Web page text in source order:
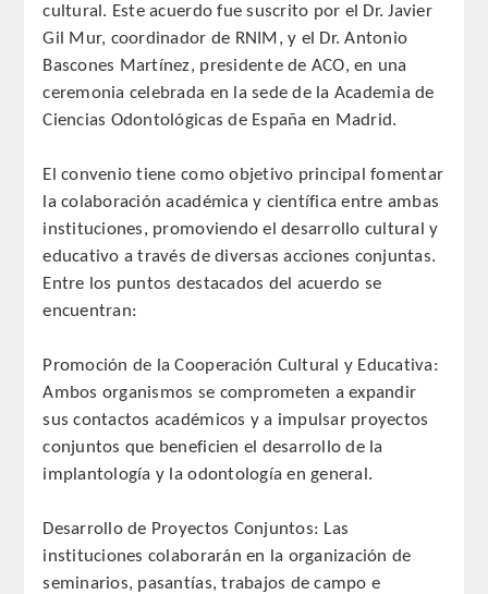
AFINES A LA ODONTOLOGIA
HUMANIDADES Y CIENCIAS
PREVENCION,PROMOCION DE LA
SALUD Y GESTION NUEVAS
ODONTOLOGIA CONSERVADORA
ORTOGNATIA
cultural. Este acuerdo fue suscrito por el Dr. Javier
Gil Mur, coordinador de RNIM, y el Dr. Antonio
Bascones Martínez, presidente de ACO, en una
ceremonia celebrada en la sede de la Academia de
Ciencias Odontológicas de España en Madrid.
El convenio tiene como objetivo principal fomentar
la colaboración académica y científica entre ambas
instituciones, promoviendo el desarrollo cultural y
educativo a través de diversas acciones conjuntas.
Entre los puntos destacados del acuerdo se
encuentran:
Promoción de la Cooperación Cultural y Educativa:
Ambos organismos se comprometen a expandir
sus contactos académicos y a impulsar proyectos
conjuntos que beneficien el desarrollo de la
implantología y la odontología en general.
Desarrollo de Proyectos Conjuntos: Las
instituciones colaborarán en la organización de
seminarios, pasantías, trabajos de campo e